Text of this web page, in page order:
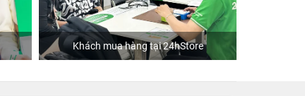
Khách mua hàng tại 24hStore